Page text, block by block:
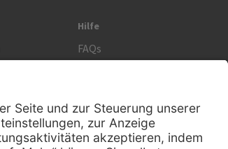
Hilfe
FAQs
Rechtliches
AGB